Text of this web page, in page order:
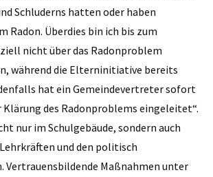
Schluderns hatten oder haben
Radon. Überdies bin ich bis zum
nicht über das Radonproblem
während die Elterninitiative bereits
hat ein Gemeindevertreter sofort
des Radonproblems eingeleitet“.
nur im Schulgebäude, sondern auch
und den politisch
Vertrauensbildende Maßnahmen unter